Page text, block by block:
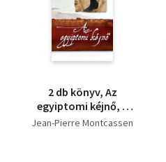
2 db könyv, Az
egyiptomi kéjnő, A
fáraó lánya
Jean-Pierre Montcassen